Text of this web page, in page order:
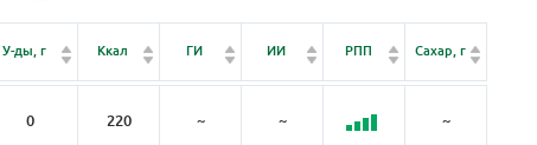
У-ды, г Ккал ГИ ИИ РПП Сахар, г
0 220 ~ ~ ~